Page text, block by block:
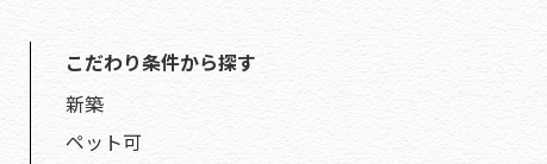
こだわり条件から探す
新築
ペット可